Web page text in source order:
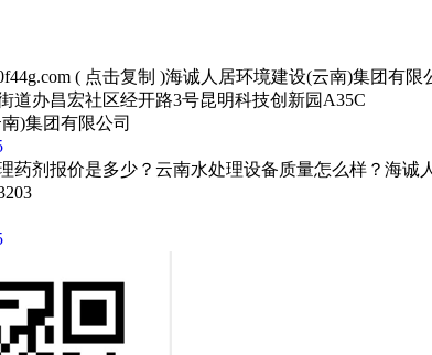
( 点击复制 )海诚人居环境建设(云南)集团有限
道办昌宏社区经开路3号昆明科技创新园A35C
)集团有限公司
药剂报价是多少？云南水处理设备质量怎么样？海